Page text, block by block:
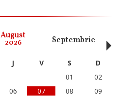
August
2026 Septembrie
J V S
D
01
02
06 07 08
09